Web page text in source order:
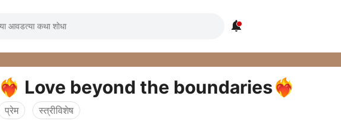

❤️‍🔥 Love beyond the boundaries❤️‍🔥
प्रेम स्त्रीविशेष